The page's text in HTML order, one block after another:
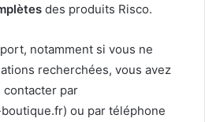
des produits Risco.
notamment si vous ne
recherchées, vous avez
contacter par
ou par téléphone